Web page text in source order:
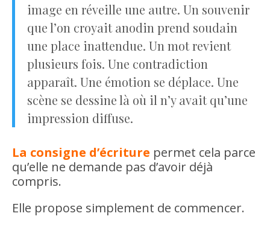
image en réveille une autre. Un souvenir
que l’on croyait anodin prend soudain
une place inattendue. Un mot revient
plusieurs fois. Une contradiction
apparaît. Une émotion se déplace. Une
scène se dessine là où il n’y avait qu’une
impression diffuse.
La consigne d’écriture permet cela parce
qu’elle ne demande pas d’avoir déjà
compris.
Elle propose simplement de commencer.